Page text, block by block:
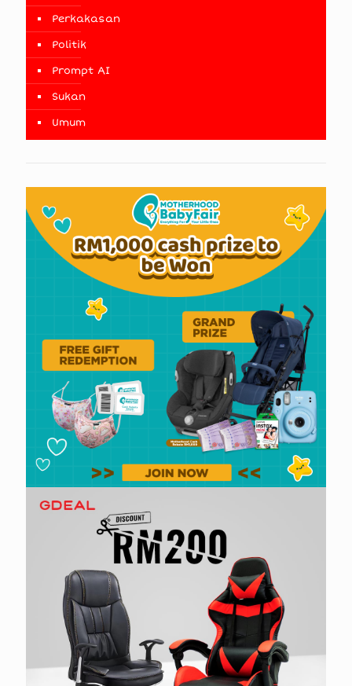
Perkakasan
Politik
Prompt AI
Sukan
Umum